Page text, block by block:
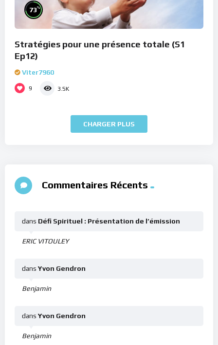
73%
Stratégies pour une présence totale (S1
Ep12)
Viter7960
9 3.5K
CHARGER PLUS
Commentaires Récents
ERIC VITOULEY
dans Défi Spirituel : Présentation de l’émission
Benjamin
dans Yvon Gendron
Benjamin
dans Yvon Gendron